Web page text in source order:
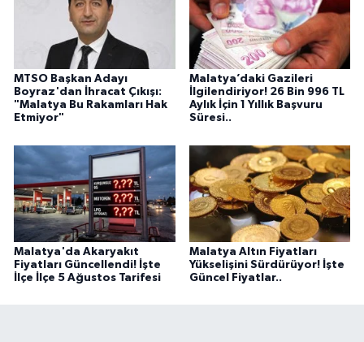
MTSO Başkan Adayı
Boyraz'dan İhracat Çıkışı:
"Malatya Bu Rakamları Hak
Etmiyor"
Malatya’daki Gazileri
İlgilendiriyor! 26 Bin 996 TL
Aylık İçin 1 Yıllık Başvuru
Süresi..
Malatya'da Akaryakıt
Fiyatları Güncellendi! İşte
İlçe İlçe 5 Ağustos Tarifesi
Malatya Altın Fiyatları
Yükselişini Sürdürüyor! İşte
Güncel Fiyatlar..